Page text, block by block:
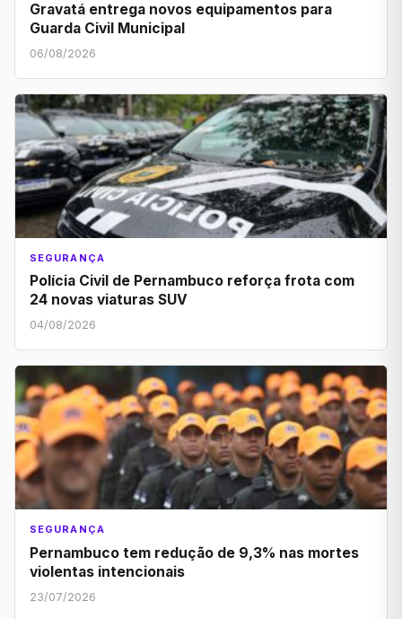
Gravatá entrega novos equipamentos para
Guarda Civil Municipal
06/08/2026
SEGURANÇA
Polícia Civil de Pernambuco reforça frota com
24 novas viaturas SUV
04/08/2026
SEGURANÇA
Pernambuco tem redução de 9,3% nas mortes
violentas intencionais
23/07/2026